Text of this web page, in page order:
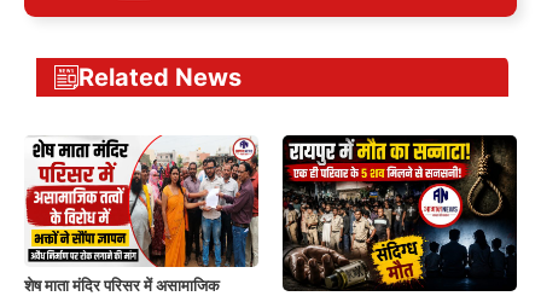
Related News
शेष माता मंदिर परिसर में असामाजिक